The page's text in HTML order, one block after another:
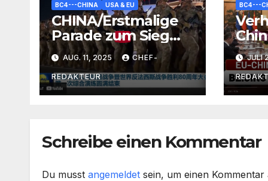
BC4---CHINA
USA & EU
CHINA/Erstmalige
Parade zum Sieg
über Japan: RUS-
Sieges-Feier-
Tradition nun auch
in Peking
AUG. 11, 2025 CHEF-
REDAKTEUR
BC4---
JULI
Schreibe einen Kommentar
Du musst angemeldet sein, um einen Kommentar